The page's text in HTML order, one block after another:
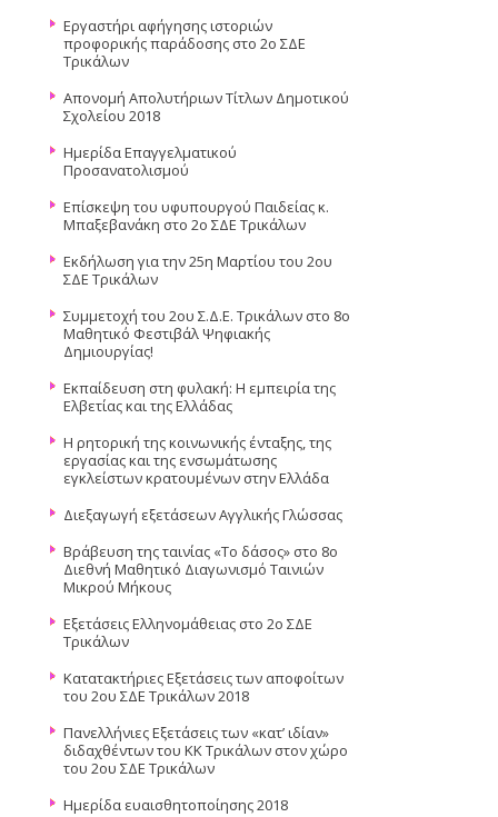
Εργαστήρι αφήγησης ιστοριών
προφορικής παράδοσης στο 2ο ΣΔΕ
Τρικάλων
Απονομή Απολυτήριων Τίτλων Δημοτικού
Σχολείου 2018
Ημερίδα Επαγγελματικού
Προσανατολισμού
Επίσκεψη του υφυπουργού Παιδείας κ.
Μπαξεβανάκη στο 2ο ΣΔΕ Τρικάλων
Εκδήλωση για την 25η Μαρτίου του 2ου
ΣΔΕ Τρικάλων
Συμμετοχή του 2ου Σ.Δ.Ε. Τρικάλων στο 8ο
Μαθητικό Φεστιβάλ Ψηφιακής
Δημιουργίας!
Εκπαίδευση στη φυλακή: Η εμπειρία της
Ελβετίας και της Ελλάδας
Η ρητορική της κοινωνικής ένταξης, της
εργασίας και της ενσωμάτωσης
εγκλείστων κρατουμένων στην Ελλάδα
Διεξαγωγή εξετάσεων Αγγλικής Γλώσσας
Βράβευση της ταινίας «Το δάσος» στο 8ο
Διεθνή Μαθητικό Διαγωνισμό Ταινιών
Μικρού Μήκους
Εξετάσεις Ελληνομάθειας στο 2ο ΣΔΕ
Τρικάλων
Κατατακτήριες Εξετάσεις των αποφοίτων
του 2ου ΣΔΕ Τρικάλων 2018
Πανελλήνιες Εξετάσεις των «κατ’ ιδίαν»
διδαχθέντων του ΚΚ Τρικάλων στον χώρο
του 2ου ΣΔΕ Τρικάλων
Ημερίδα ευαισθητοποίησης 2018